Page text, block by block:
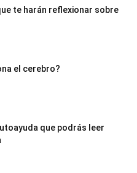
te harán reflexionar sobre
el cerebro?
que podrás leer